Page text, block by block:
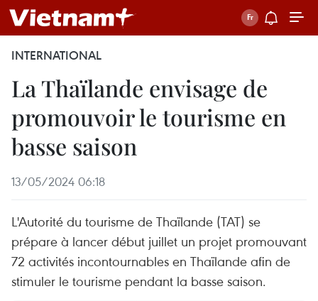
INTERNATIONAL
La Thaïlande envisage de
promouvoir le tourisme en
basse saison
13/05/2024 06:18
L'Autorité du tourisme de Thaïlande (TAT) se
prépare à lancer début juillet un projet promouvant
72 activités incontournables en Thaïlande afin de
stimuler le tourisme pendant la basse saison.